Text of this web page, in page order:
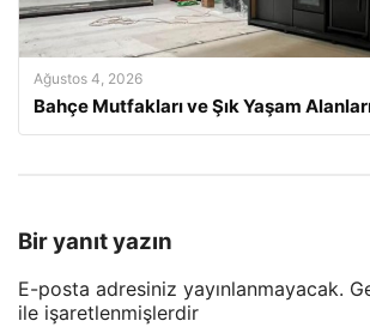
Ağustos 4, 2026
Bahçe Mutfakları ve Şık Yaşam
Bir yanıt yazın
E-posta adresiniz yayınlanmayacak.
ile işaretlenmişlerdir